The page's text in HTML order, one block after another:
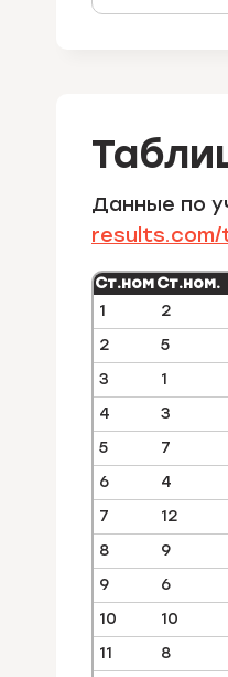
Данные по
results.com/
Ст.номСт.ном.
1
2
2
5
3
1
4
3
5
7
6
4
7
12
8
9
9
6
10
10
11
8